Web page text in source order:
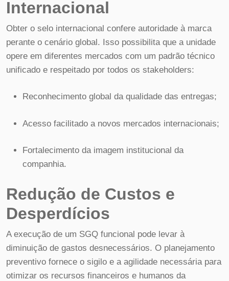
Internacional
Obter o selo internacional confere autoridade à marca
perante o cenário global. Isso possibilita que a unidade
opere em diferentes mercados com um padrão técnico
unificado e respeitado por todos os stakeholders:
Reconhecimento global da qualidade das entregas;
Acesso facilitado a novos mercados internacionais;
Fortalecimento da imagem institucional da
companhia.
Redução de Custos e
Desperdícios
A execução de um SGQ funcional pode levar à
diminuição de gastos desnecessários. O planejamento
preventivo fornece o sigilo e a agilidade necessária para
otimizar os recursos financeiros e humanos da